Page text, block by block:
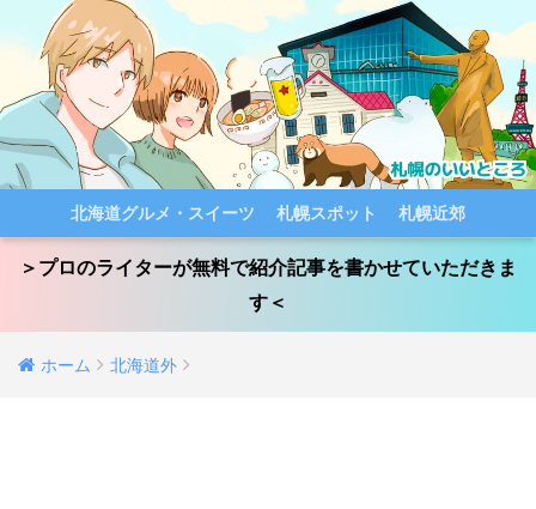
北海道グルメ・スイーツ 札幌スポット 札幌近郊
＞プロのライターが無料で紹介記事を書かせていただきま
す＜
ホーム 北海道外